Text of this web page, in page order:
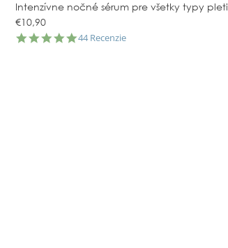
Intenzívne nočné sérum pre všetky typy pleti
€10,90
4.9
44 Recenzie